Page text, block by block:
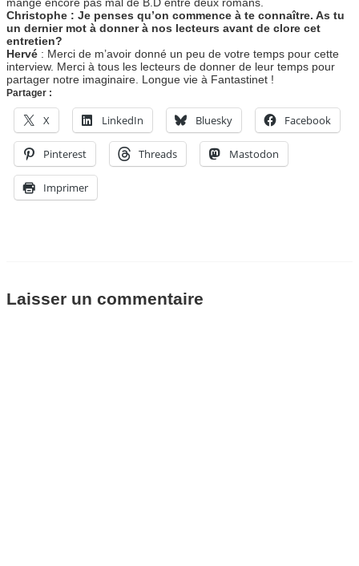
mange encore pas mal de B.D entre deux romans.
Christophe : Je penses qu’on commence à te connaître. As tu
un dernier mot à donner à nos lecteurs avant de clore cet
entretien?
Hervé : Merci de m’avoir donné un peu de votre temps pour cette
interview. Merci à tous les lecteurs de donner de leur temps pour
partager notre imaginaire. Longue vie à Fantastinet !
Partager :
X LinkedIn Bluesky Facebook
Pinterest Threads Mastodon
Imprimer
Laisser un commentaire